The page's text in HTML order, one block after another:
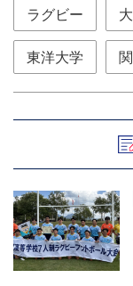
ラグビー
東洋大学